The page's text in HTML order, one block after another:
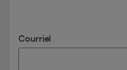
Courriel